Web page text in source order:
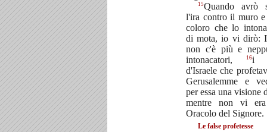
15Quando avrò
l'ira contro il muro e
coloro che lo
di mota, io vi dirò:
non c'è più e
intonacatori,
16i
d'Israele che
Gerusalemme e
per essa una visione
mentre non vi
Oracolo del Signore.
Le false profetesse